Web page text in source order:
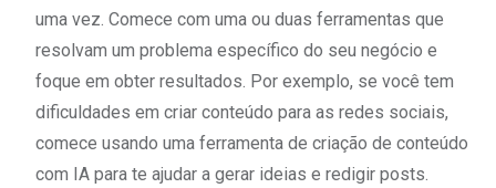
uma vez. Comece com uma ou duas ferramentas que
resolvam um problema específico do seu negócio e
foque em obter resultados. Por exemplo, se você tem
dificuldades em criar conteúdo para as redes sociais,
comece usando uma ferramenta de criação de conteúdo
com IA para te ajudar a gerar ideias e redigir posts.